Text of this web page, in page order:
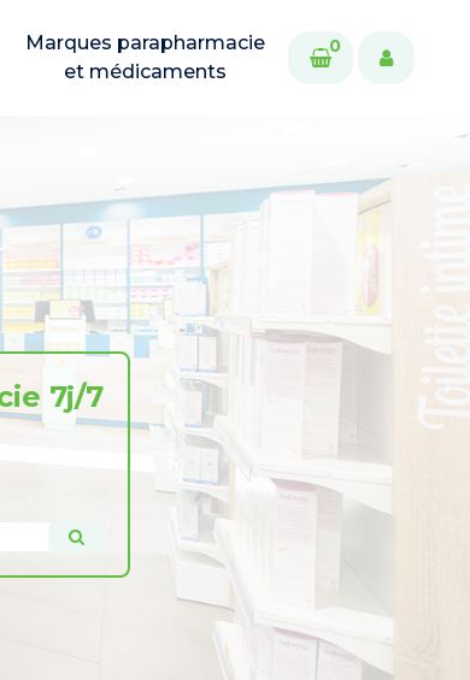
Marques parapharmacie
et médicaments
0
7j/7